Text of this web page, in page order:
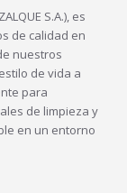
S.A.), es
de calidad en
nuestros
de vida a
para
de limpieza y
en un entorno